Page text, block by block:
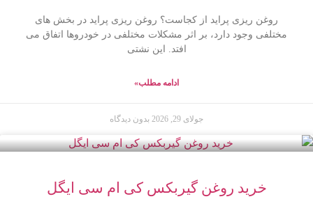
روغن ریزی پراید از کجاست؟ روغن ریزی پراید در بخش های
مختلفی وجود دارد، بر اثر مشکلات مختلفی در خودروها اتفاق می
افتد. این نشتی
ادامه مطلب»
جولای 29, 2026 بدون دیدگاه
خرید روغن گیربکس کی ام سی ایگل